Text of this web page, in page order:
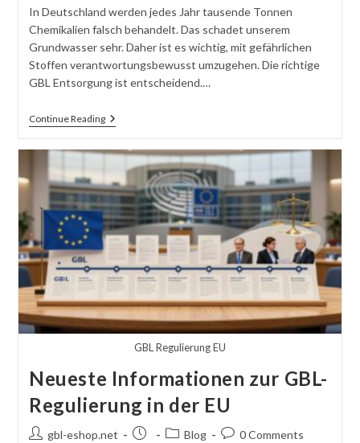
In Deutschland werden jedes Jahr tausende Tonnen
Chemikalien falsch behandelt. Das schadet unserem
Grundwasser sehr. Daher ist es wichtig, mit gefährlichen
Stoffen verantwortungsbewusst umzugehen. Die richtige
GBL Entsorgung ist entscheidend.…
Continue ReadingGBL
Entsorgung:
Was
Wissen
Müssen
GBL Regulierung EU
Neueste Informationen zur GBL-
Regulierung in der EU
Postgbl-eshop.net
Post
PostBlog
Post0 Comments